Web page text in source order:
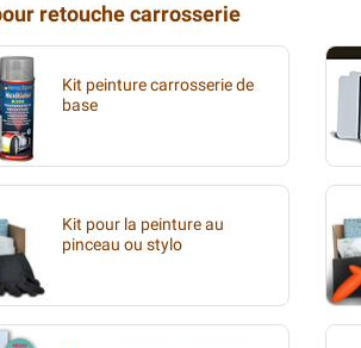
retouche carrosserie
Kit peinture carrosserie de
base
Kit pour la peinture au
pinceau ou stylo